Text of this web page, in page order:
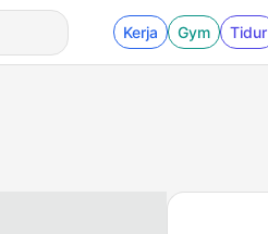
Kerja Gym Tidur